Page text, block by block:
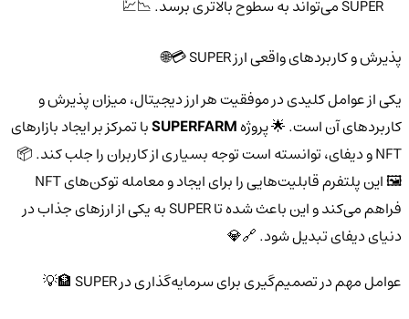
SUPER می‌تواند به سطوح بالاتری برسد. 📉💹
پذیرش و کاربردهای واقعی ارز SUPER 💳🌐
یکی از عوامل کلیدی در موفقیت هر ارز دیجیتال، میزان پذیرش و
کاربردهای آن است. 🌟 پروژهSUPERFARMبا تمرکز بر ایجاد بازارهای
NFT و دیفای، توانسته است توجه بسیاری از کاربران را جلب کند. 📦
🖼️ این پلتفرم قابلیت‌هایی را برای ایجاد و معامله توکن‌های NFT
فراهم می‌کند و این باعث شده تا SUPER به یکی از ارزهای جذاب در
دنیای دیفای تبدیل شود. 🔗💎
عوامل مهم در تصمیم‌گیری برای سرمایه‌گذاری در SUPER 🏦💡